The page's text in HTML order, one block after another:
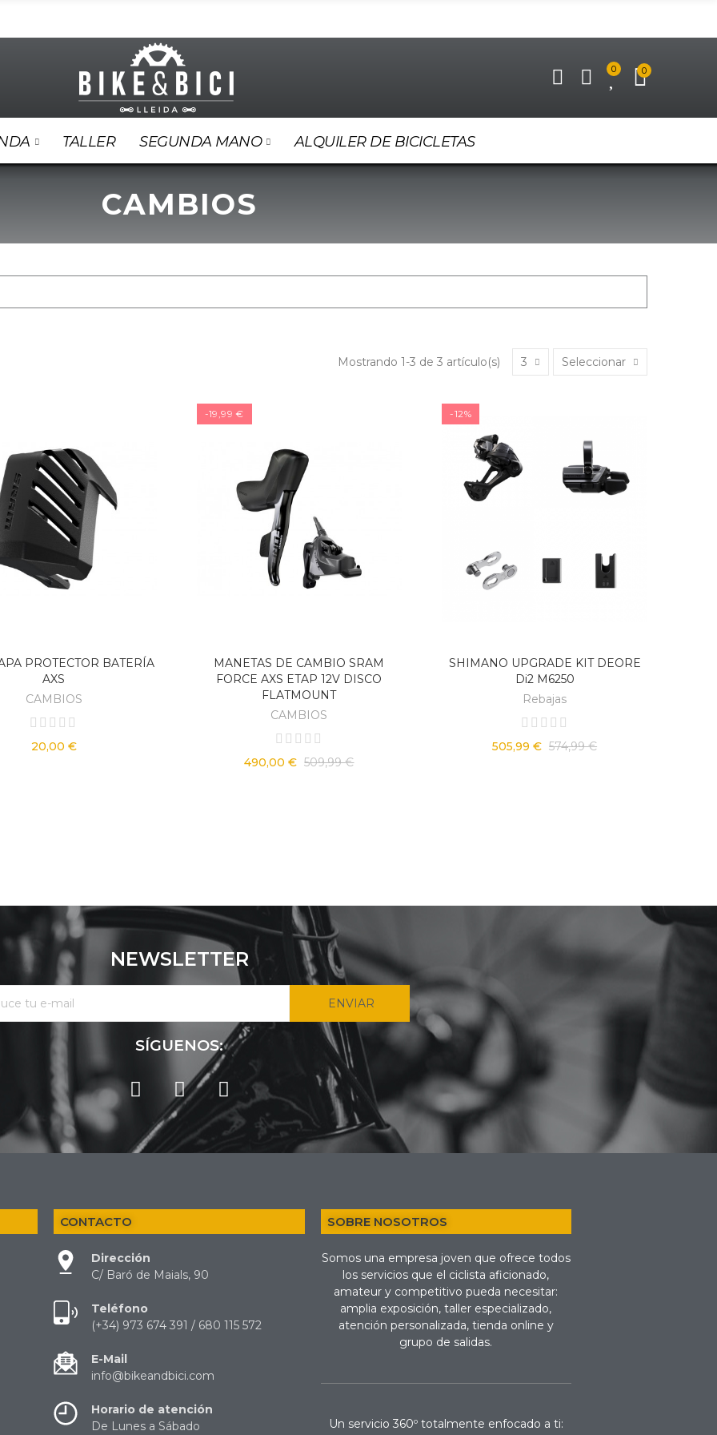
0 0
TALLER SEGUNDA MANO ALQUILER DE BICICLETAS
CAMBIOS
Mostrando 1-3 de 3 artículo(s) 3 Seleccionar
PROTECTOR BATERÍA
AXS
CAMBIOS
20,00 €
-19,99 €
MANETAS DE CAMBIO SRAM
FORCE AXS ETAP 12V DISCO
FLATMOUNT
CAMBIOS
490,00 € 509,99 €
-12%
SHIMANO UPGRADE KIT DEORE
Di2 M6250
Rebajas
505,99 € 574,99 €
CANNONDALE
SCALPEL HT CARBON
2 T.M
NEWSLETTER
ENVIAR
SÍGUENOS:
CONTACTO
Dirección
C/ Baró de Maials, 90
Teléfono
(+34) 973 674 391 / 680 115 572
E-Mail
info@bikeandbici.com
Horario de atención
De Lunes a Sábado
SOBRE NOSOTROS
Somos una empresa joven que ofrece todos
los servicios que el ciclista aficionado,
amateur y competitivo pueda necesitar:
amplia exposición, taller especializado,
atención personalizada, tienda online y
grupo de salidas.
Un servicio 360º totalmente enfocado a ti: